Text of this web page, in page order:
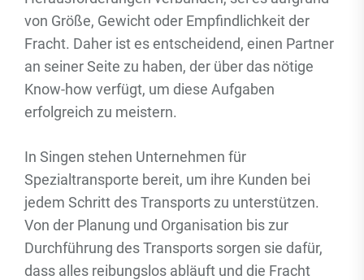
von Größe, Gewicht oder Empfindlichkeit der
Fracht. Daher ist es entscheidend, einen Partner
an seiner Seite zu haben, der über das nötige
Know-how verfügt, um diese Aufgaben
erfolgreich zu meistern.
In Singen stehen Unternehmen für
Spezialtransporte bereit, um ihre Kunden bei
jedem Schritt des Transports zu unterstützen.
Von der Planung und Organisation bis zur
Durchführung des Transports sorgen sie dafür,
dass alles reibungslos abläuft und die Fracht